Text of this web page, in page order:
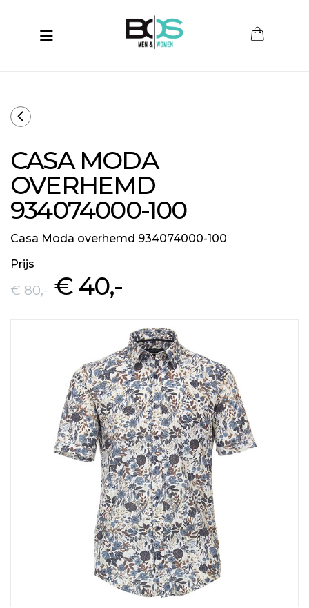
(Men)
(Sale)
Toggle navigation
CASA MODA
OVERHEMD
934074000-100
Casa Moda overhemd 934074000-100
Prijs
€ 80,- € 40,-